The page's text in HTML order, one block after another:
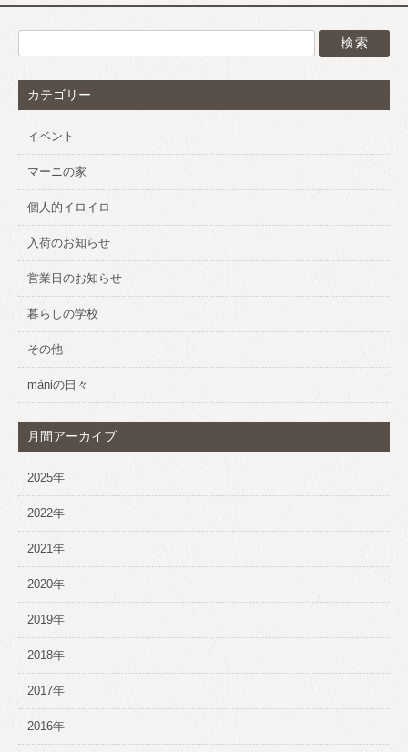
カテゴリー
イベント
マーニの家
個人的イロイロ
入荷のお知らせ
営業日のお知らせ
暮らしの学校
その他
mániの日々
月間アーカイブ
2025年
2022年
2021年
2020年
2019年
2018年
2017年
2016年